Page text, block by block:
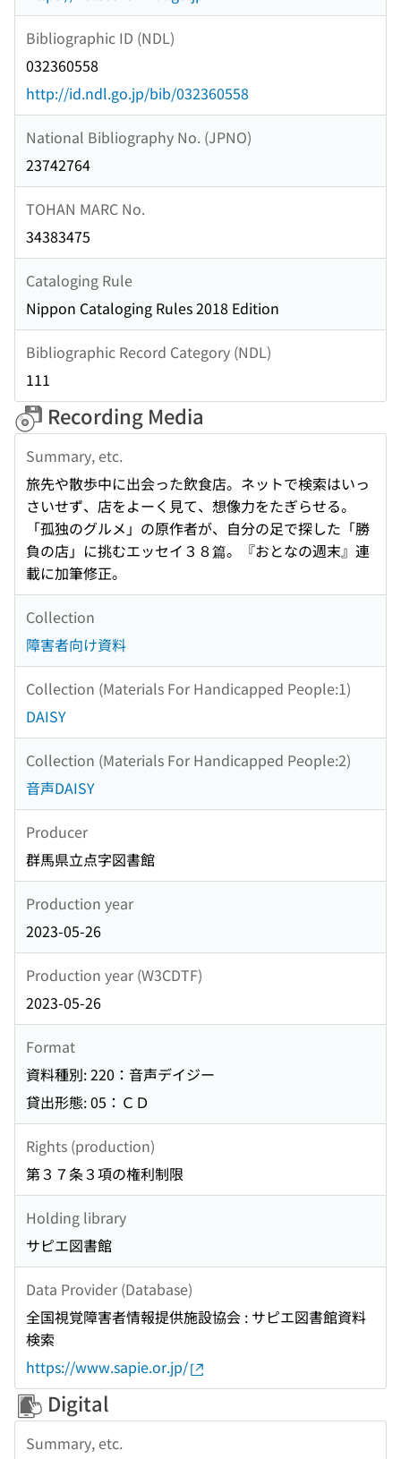
Bibliographic ID (NDL)
032360558
http://id.ndl.go.jp/bib/032360558
National Bibliography No. (JPNO)
23742764
TOHAN MARC No.
34383475
Cataloging Rule
Nippon Cataloging Rules 2018 Edition
Bibliographic Record Category (NDL)
111
Recording Media
Summary, etc.
旅先や散歩中に出会った飲食店。ネットで検索はいっ
さいせず、店をよーく見て、想像力をたぎらせる。
「孤独のグルメ」の原作者が、自分の足で探した「勝
負の店」に挑むエッセイ３８篇。『おとなの週末』連
載に加筆修正。
Collection
障害者向け資料
Collection (Materials For Handicapped People:1)
DAISY
Collection (Materials For Handicapped People:2)
音声DAISY
Producer
群馬県立点字図書館
Production year
2023-05-26
Production year (W3CDTF)
2023-05-26
Format
資料種別: 220：音声デイジー
貸出形態: 05：ＣＤ
Rights (production)
第３７条３項の権利制限
Holding library
サピエ図書館
Data Provider (Database)
全国視覚障害者情報提供施設協会 : サピエ図書館資料
検索
https://www.sapie.or.jp/
Digital
Summary, etc.